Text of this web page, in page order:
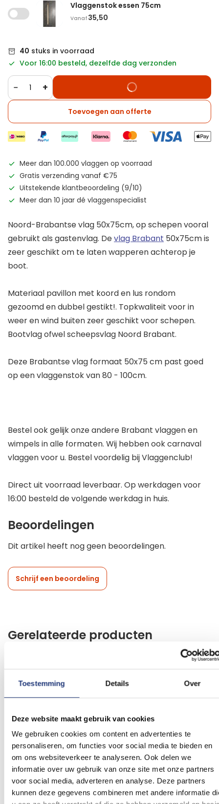
Toestemming Details Over
Deze website maakt gebruik van cookies
We gebruiken cookies om content en advertenties te
personaliseren, om functies voor social media te bieden en
om ons websiteverkeer te analyseren. Ook delen we
informatie over uw gebruik van onze site met onze partners
voor social media, adverteren en analyse. Deze partners
kunnen deze gegevens combineren met andere informatie
Vlaggenstok essen 75cm
Vanaf 35,50
40 stuks in voorraad
Voor 16:00 besteld, dezelfde dag verzonden
− +
Toevoegen aan offerte
Meer dan 100.000 vlaggen op voorraad
Gratis verzending vanaf €75
Uitstekende klantbeoordeling (9/10)
Meer dan 10 jaar dé vlaggenspecialist
Noord-Brabantse vlag 50x75cm, op schepen vooral
gebruikt als gastenvlag. Devlag Brabant 50x75cm is
zeer geschikt om te laten wapperen achterop je
boot.
Materiaal pavillon met koord en lus rondom
gezoomd en dubbel gestikt!. Topkwaliteit voor in
weer en wind buiten zeer geschikt voor schepen.
Bootvlag ofwel scheepsvlag Noord Brabant.
Deze Brabantse vlag formaat 50x75 cm past goed
op een vlaggenstok van 80 - 100cm.
Bestel ook gelijk onze andere Brabant vlaggen en
wimpels in alle formaten. Wij hebben ook carnaval
vlaggen voor u. Bestel voordelig bij Vlaggenclub!
Direct uit voorraad leverbaar. Op werkdagen voor
16:00 besteld de volgende werkdag in huis.
Beoordelingen
Dit artikel heeft nog geen beoordelingen.
Schrijf een beoordeling
Gerelateerde producten
toe
verlanglijst
Glanspoly 115gr/m2 30x45cm
Noord Brabantse vlag
30x45cm
Waardering:
(6)
5,74
Voeg
toe
aan
Glanspoly 115gr/m2 70x100cm
Noord Brabantse vlag
70x100cm
Vanaf15,66